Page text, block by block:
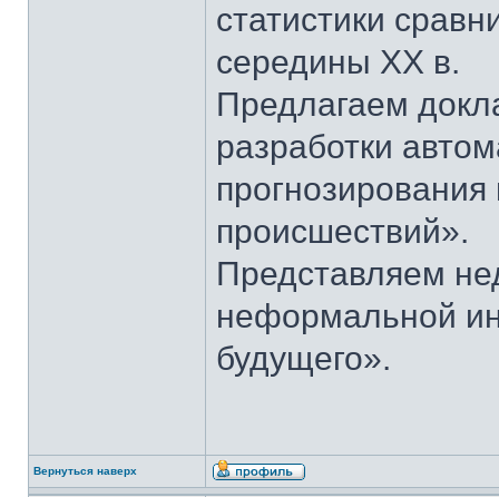
статистики
середины ХХ в.
Предлагаем
разработки
происшествий».
Представляем
неформальной
будущего».
Вернуться наверх